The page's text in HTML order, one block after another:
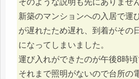
そのような説明も先にありませ
新築のマンションへの入居で運
が遅れたため遅れ、到着がその
になってしまいました。
運び入れができたのが午後8時頃
それまで照明がないので台所の